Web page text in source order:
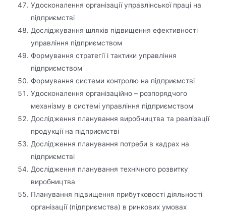
Удосконалення організації управлінської праці на
підприємстві
Досліджування шляхів підвищення ефективності
управління підприємством
Формування стратегії і тактики управління
підприємством
Формування системи контролю на підприємстві
Удосконалення організаційно – розпорядчого
механізму в системі управління підприємством
Дослідження планування виробництва та реалізації
продукції на підприємстві
Дослідження планування потреби в кадрах на
підприємстві
Дослідження планування технічного розвитку
виробництва
Планування підвищення прибутковості діяльності
організації (підприємства) в ринкових умовах